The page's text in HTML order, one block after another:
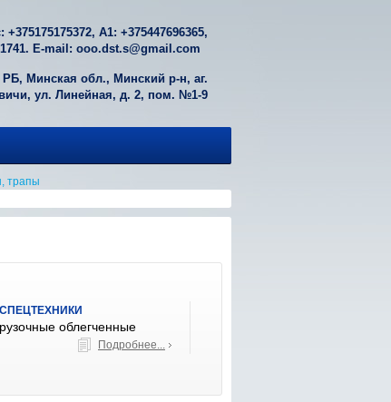
+375175175372, А1: +375447696365,
. E-mail: ooo.dst.s@gmail.com
РБ, Минская обл., Минский р-н, аг.
ул. Линейная, д. 2, пом. №1-9
трапы
облегченные
Подробнее...